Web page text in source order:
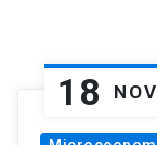
18 NOV